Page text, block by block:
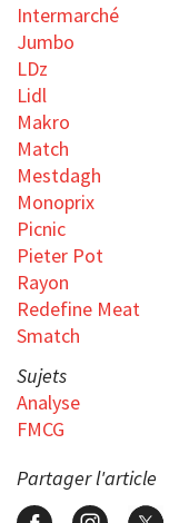
Intermarché
Jumbo
LDz
Lidl
Makro
Match
Mestdagh
Monoprix
Picnic
Pieter Pot
Rayon
Redefine Meat
Smatch
Sujets
Analyse
FMCG
Partager l'article